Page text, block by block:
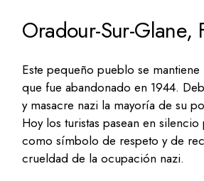
Oradour-Sur-Glane,
Este pequeño pueblo se
que fue abandonado en 1944.
y masacre nazi la mayoría de su
Hoy los turistas pasean en
como símbolo de respeto y de
crueldad de la ocupación nazi.